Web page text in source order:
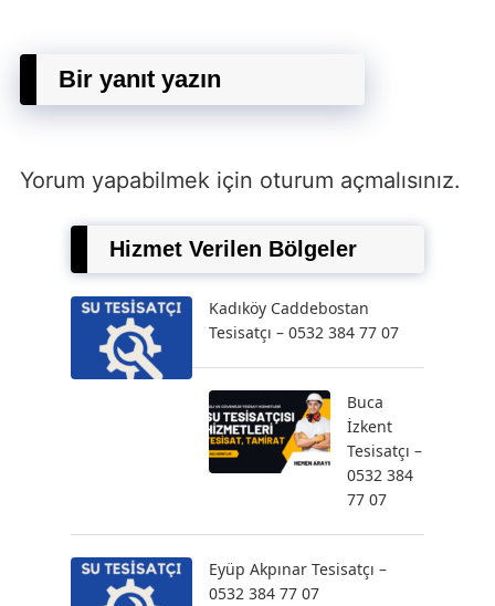
Bir yanıt yazın
Yorum yapabilmek için oturum açmalısınız.
Hizmet Verilen Bölgeler
Kadıköy Caddebostan
Tesisatçı – 0532 384 77 07
Buca
İzkent
Tesisatçı –
0532 384
77 07
Eyüp Akpınar Tesisatçı –
0532 384 77 07